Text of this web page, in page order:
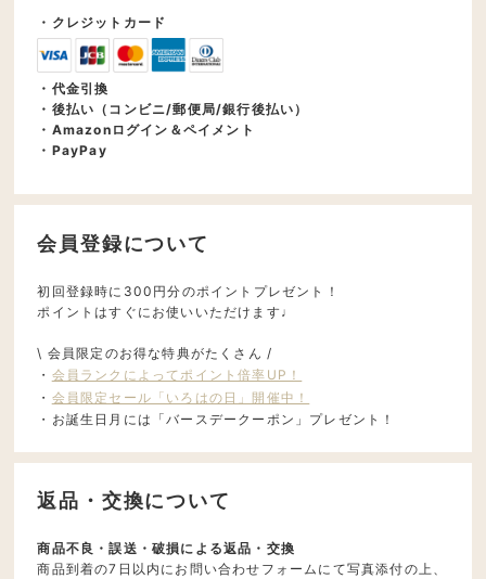
・クレジットカード
・代金引換
・後払い（コンビニ/郵便局/銀行後払い）
・Amazonログイン＆ペイメント
・PayPay
会員登録について
初回登録時に300円分のポイントプレゼント！
ポイントはすぐにお使いいただけます♩
\ 会員限定のお得な特典がたくさん /
・ 会員ランクによってポイント倍率UP！
・ 会員限定セール「いろはの日」開催中！
・お誕生日月には「バースデークーポン」プレゼント！
返品・交換について
商品不良・誤送・破損による返品・交換
商品到着の7日以内にお問い合わせフォームにて写真添付の上、